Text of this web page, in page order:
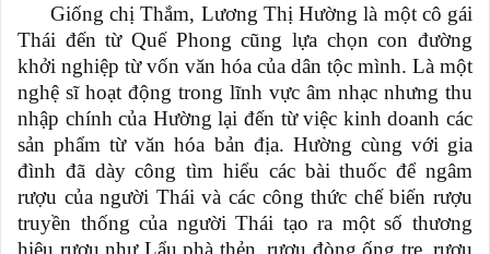
Giống chị Thắm, Lương Thị Hường là một cô gái
Thái đến từ Quế Phong cũng lựa chọn con đường
khởi nghiệp từ vốn văn hóa của dân tộc mình. Là một
nghệ sĩ hoạt động trong lĩnh vực âm nhạc nhưng thu
nhập chính của Hường lại đến từ việc kinh doanh các
sản phẩm từ văn hóa bản địa. Hường cùng với gia
đình đã dày công tìm hiểu các bài thuốc để ngâm
rượu của người Thái và các công thức chế biến rượu
truyền thống của người Thái tạo ra một số thương
hiệu rượu như Lẩu phà thẻn, rượu đòng ống tre, rượu